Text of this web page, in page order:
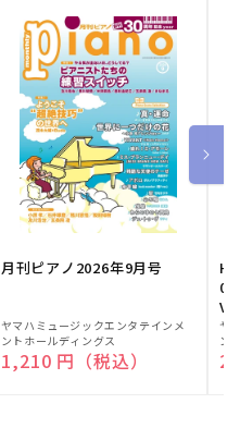
月刊ピアノ2026年9月号
販
売
元:
ヤマハミュージックエンタテインメ
ントホールディングス
通常価格
1,210 円（税込）
販
売
元:
ヤ
ン